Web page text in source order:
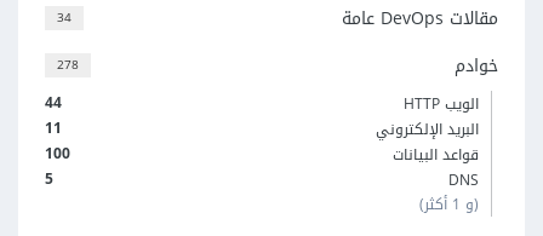
34 مقالات DevOps عامة
278 خوادم
44
الويب HTTP
11
البريد الإلكتروني
100
قواعد البيانات
5
DNS
(و 1 أكثر)